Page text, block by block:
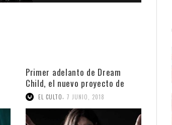
Primer adelanto de Dream
Child, el nuevo proyecto de
Diego Valdez
EL CULTO, 7 JUNIO, 2018